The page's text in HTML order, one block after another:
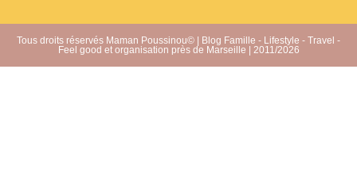
Tous droits réservés Maman Poussinou© | Blog Famille - Lifestyle - Travel -
Feel good et organisation près de Marseille | 2011/2026